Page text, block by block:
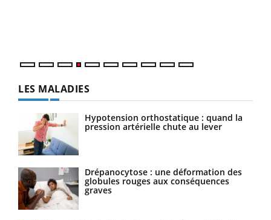
LES MALADIES
Hypotension orthostatique : quand la
pression artérielle chute au lever
Drépanocytose : une déformation des
globules rouges aux conséquences
graves